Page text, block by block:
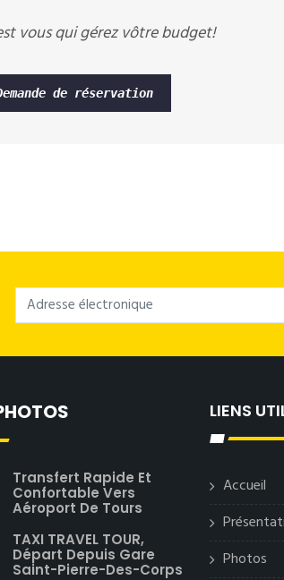
vous qui gérez vôtre budget!
de réservation
Transfert Rapide Et
Confortable Vers
Aéroport De Tours
TAXI TRAVEL TOUR,
Départ Depuis Gare
Saint-Pierre-Des-Corps
LIENS
Accueil
Photos